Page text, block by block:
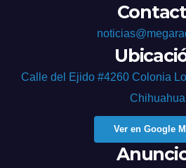
Calle del Ejido #4260 Colonia
Chihuahua
Ver en Google